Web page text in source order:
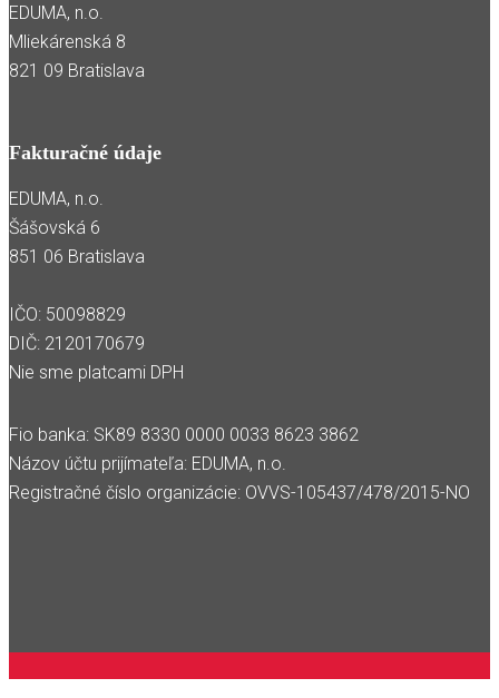
EDUMA, n.o.
Mliekárenská 8
821 09 Bratislava
Fakturačné údaje
EDUMA, n.o.
Šášovská 6
851 06 Bratislava
IČO: 50098829
DIČ: 2120170679
Nie sme platcami DPH
Fio banka: SK89 8330 0000 0033 8623 3862
Názov účtu prijímateľa: EDUMA, n.o.
Registračné číslo organizácie: OVVS-105437/478/2015-NO